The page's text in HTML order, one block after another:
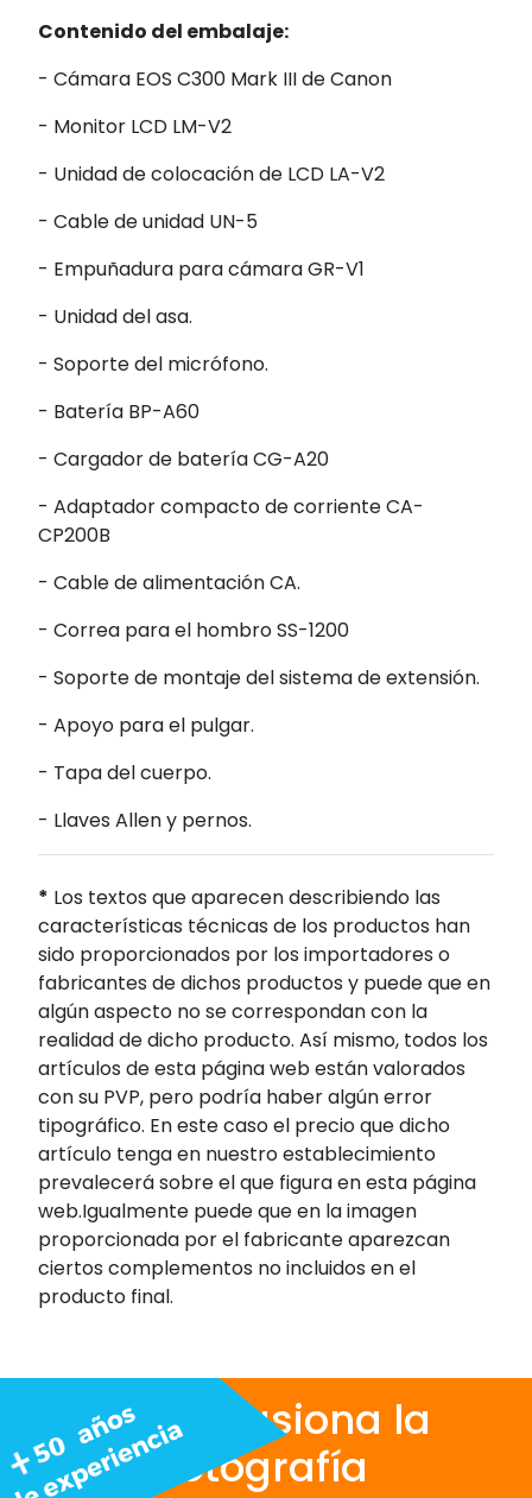
Contenido del embalaje:
- Cámara EOS C300 Mark III de Canon
- Monitor LCD LM-V2
- Unidad de colocación de LCD LA-V2
- Cable de unidad UN-5
- Empuñadura para cámara GR-V1
- Unidad del asa.
- Soporte del micrófono.
- Batería BP-A60
- Cargador de batería CG-A20
- Adaptador compacto de corriente CA-
CP200B
- Cable de alimentación CA.
- Correa para el hombro SS-1200
- Soporte de montaje del sistema de extensión.
- Apoyo para el pulgar.
- Tapa del cuerpo.
- Llaves Allen y pernos.
* Los textos que aparecen describiendo las
características técnicas de los productos han
sido proporcionados por los importadores o
fabricantes de dichos productos y puede que en
algún aspecto no se correspondan con la
realidad de dicho producto. Así mismo, todos los
artículos de esta página web están valorados
con su PVP, pero podría haber algún error
tipográfico. En este caso el precio que dicho
artículo tenga en nuestro establecimiento
prevalecerá sobre el que figura en esta página
web.Igualmente puede que en la imagen
proporcionada por el fabricante aparezcan
ciertos complementos no incluidos en el
producto final.
Nos apasiona la
fotografía